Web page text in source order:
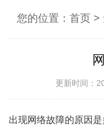
您的位置：首页 >
更新时间：
出现网络故障的原因